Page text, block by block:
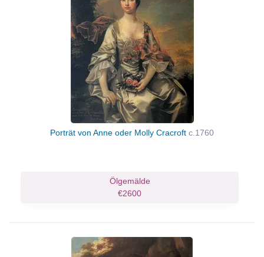
Porträt von Anne oder Molly Cracroft c.1760
Ölgemälde
€2600